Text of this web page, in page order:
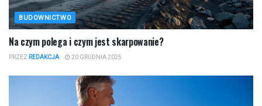
BUDOWNICTWO
​Na czym polega i czym jest skarpowanie?
PRZEZ REDAKCJA 20 GRUDNIA 2025